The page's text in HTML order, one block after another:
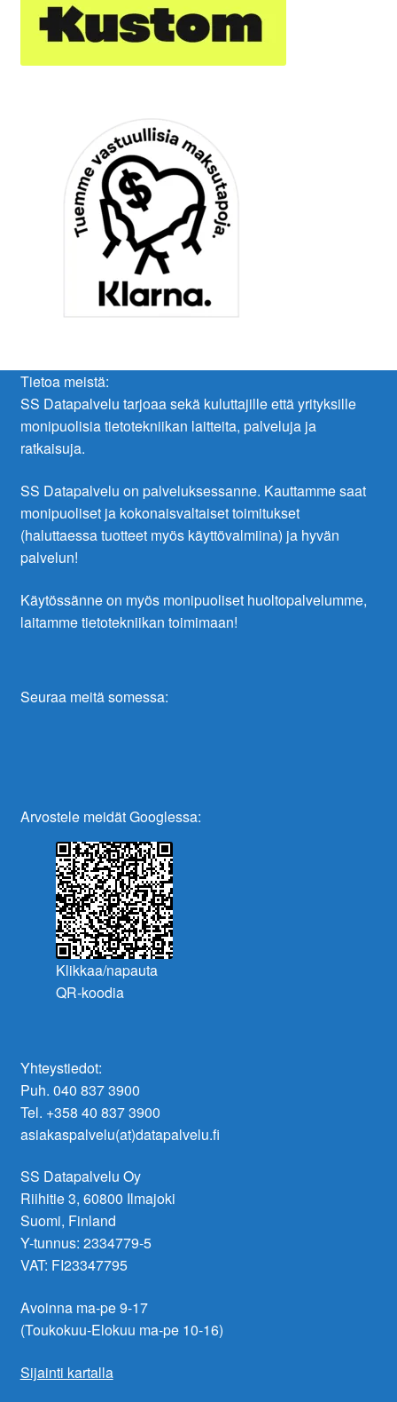
Tietoa meistä:
SS Datapalvelu tarjoaa sekä kuluttajille että yrityksille
monipuolisia tietotekniikan laitteita, palveluja ja
ratkaisuja.
SS Datapalvelu on palveluksessanne. Kauttamme saat
monipuoliset ja kokonaisvaltaiset toimitukset
(haluttaessa tuotteet myös käyttövalmiina) ja hyvän
palvelun!
Käytössänne on myös monipuoliset huoltopalvelumme,
laitamme tietotekniikan toimimaan!
Seuraa meitä somessa:
Arvostele meidät Googlessa:
Klikkaa/napauta
QR-koodia
Yhteystiedot:
Puh. 040 837 3900
Tel. +358 40 837 3900
asiakaspalvelu(at)datapalvelu.fi
SS Datapalvelu Oy
Riihitie 3, 60800 Ilmajoki
Suomi, Finland
Y-tunnus: 2334779-5
VAT: FI23347795
Avoinna ma-pe 9-17
(Toukokuu-Elokuu ma-pe 10-16)
Sijainti kartalla